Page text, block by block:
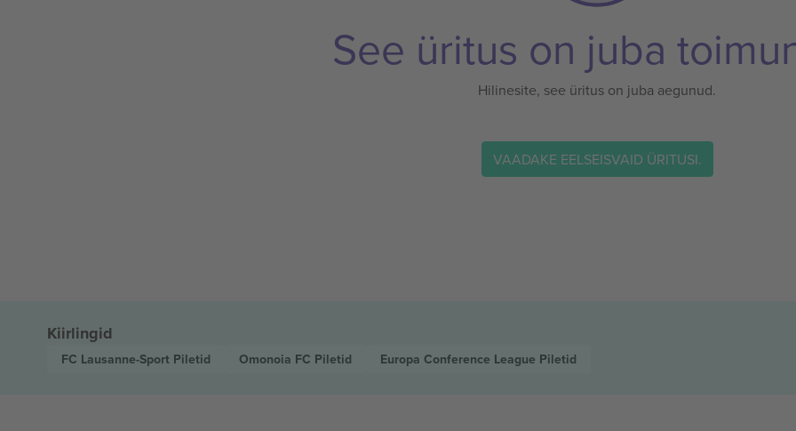
See üritus on juba
Hilinesite, see üritus on juba aegunud.
VAADAKE EELSEISVAID ÜRITUSI.
Kiirlingid
FC Lausanne-Sport Piletid Omonoia FC Piletid Europa Conference League Piletid